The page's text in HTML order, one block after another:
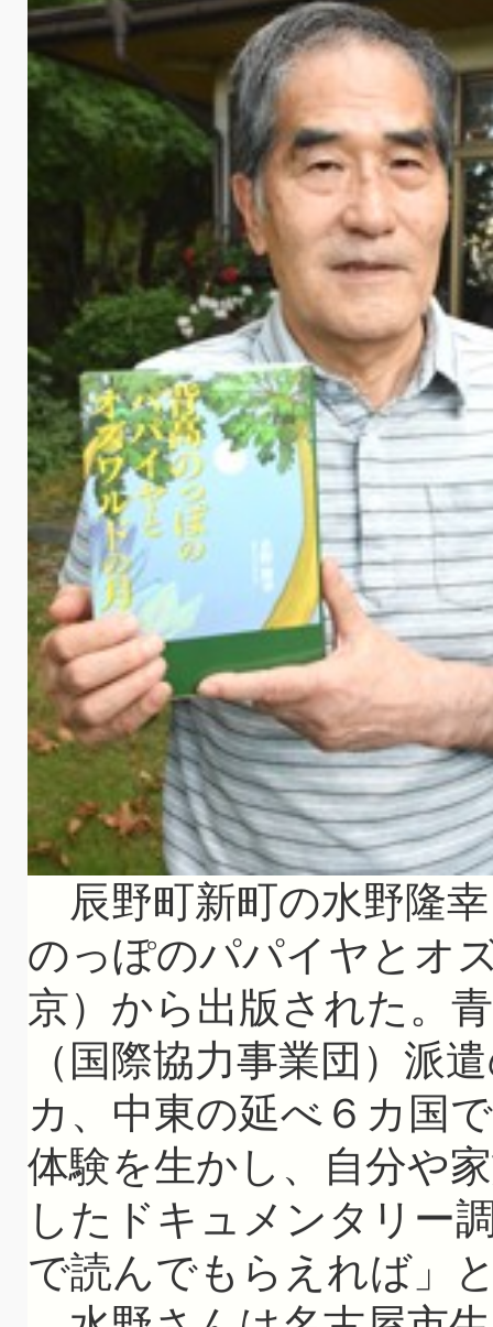
辰野町新町の水野隆
のっぽのパパイヤとオ
京）から出版された。
（国際協力事業団）派
カ、中東の延べ６カ国
体験を生かし、自分や
したドキュメンタリー
で読んでもらえれば」